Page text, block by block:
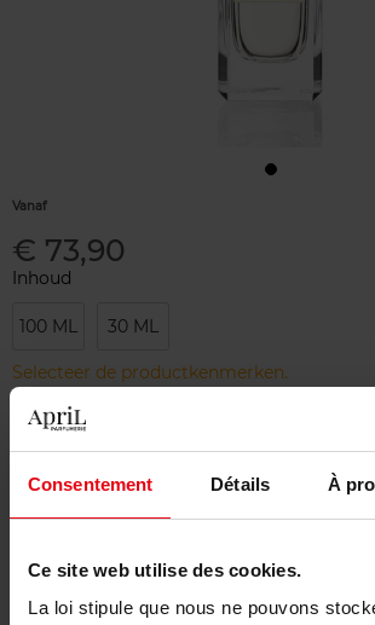
Consentement Détails À
Ce site web utilise des cookies.
La loi stipule que nous ne pouvons
Vanaf
€ 73,90
Inhoud
100 ML 30 ML
Selecteer de productkenmerken.
Bestel nu!
Gratis levering bij aankoop van
Gratis retour in je winkelpunt
Gratis verpakking